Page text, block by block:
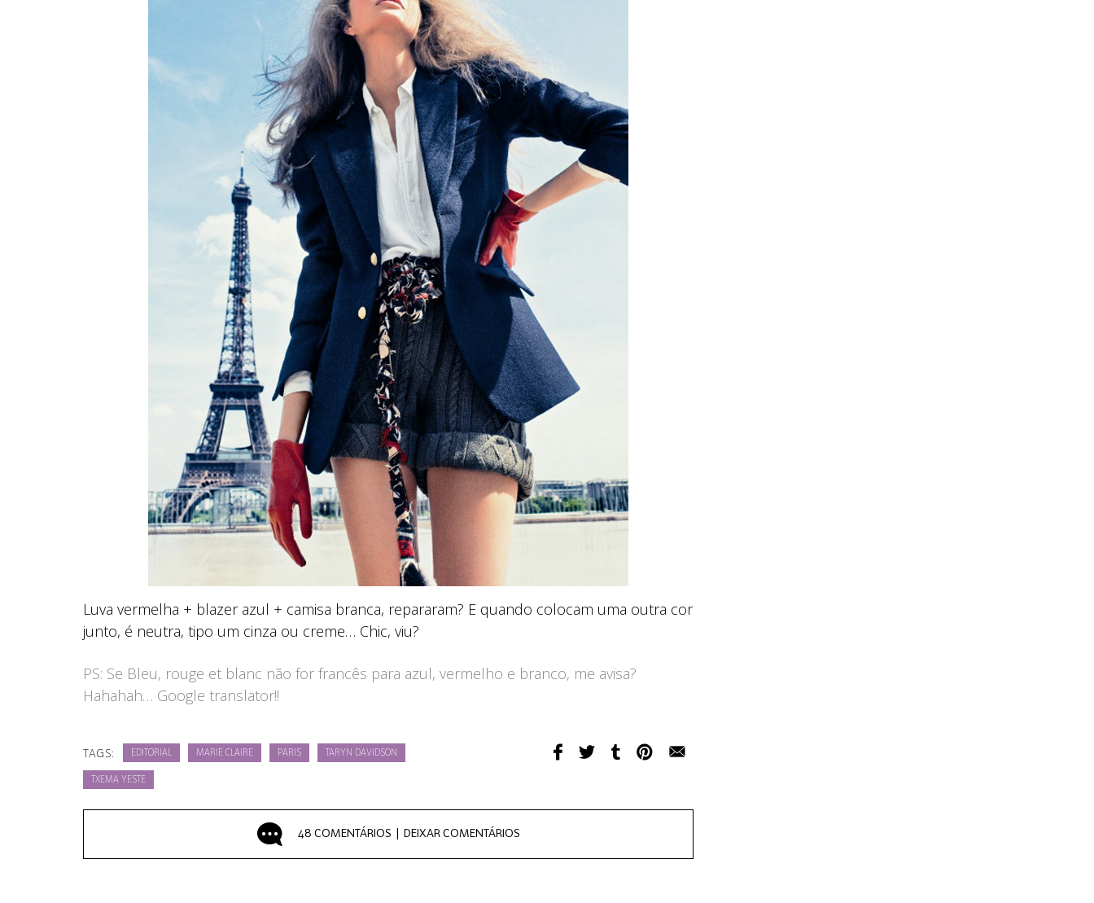
Luva vermelha + blazer azul + camisa branca, repararam? E quando colocam uma outra cor
junto, é neutra, tipo um cinza ou creme… Chic, viu?
PS: Se Bleu, rouge et blanc não for francês para azul, vermelho e branco, me avisa?
Hahahah… Google translator!!
TAGS: EDITORIAL MARIE CLAIRE PARIS TARYN DAVIDSON
TXEMA YESTE
48 COMENTÁRIOS | DEIXAR COMENTÁRIOS